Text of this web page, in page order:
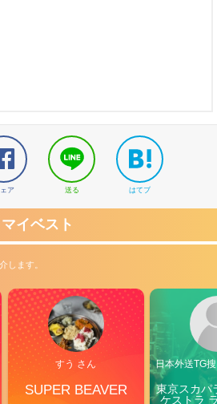
ア 送る はてブ
マイベスト
します。
すう さん
SUPER BEAVER
日本外送TG
東京スカパ
ケストラ